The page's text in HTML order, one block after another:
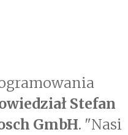
Stefan
GmbH. "Nasi